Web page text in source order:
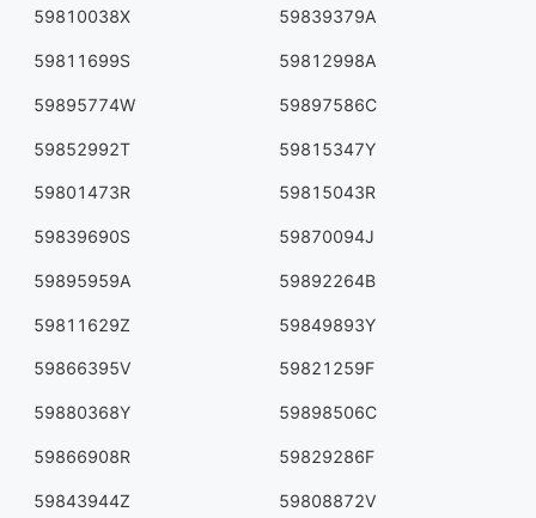
59810038X 59839379A
59811699S 59812998A
59895774W 59897586C
59852992T 59815347Y
59801473R 59815043R
59839690S 59870094J
59895959A 59892264B
59811629Z 59849893Y
59866395V 59821259F
59880368Y 59898506C
59866908R 59829286F
59843944Z 59808872V